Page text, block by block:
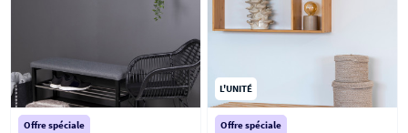
Offre spéciale
L'UNITÉ
Offre spéciale